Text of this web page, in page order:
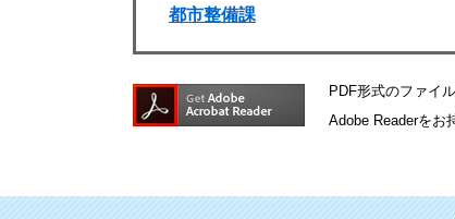
都市整備課
PDF形式のファイ
Adobe Readerをお